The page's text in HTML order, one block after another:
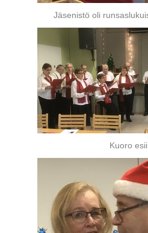
Jäsenistö oli
Kuoro